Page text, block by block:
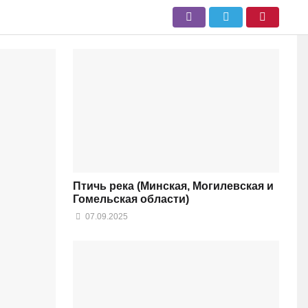
Птичь река (Минская, Могилевская и
Гомельская области)
07.09.2025